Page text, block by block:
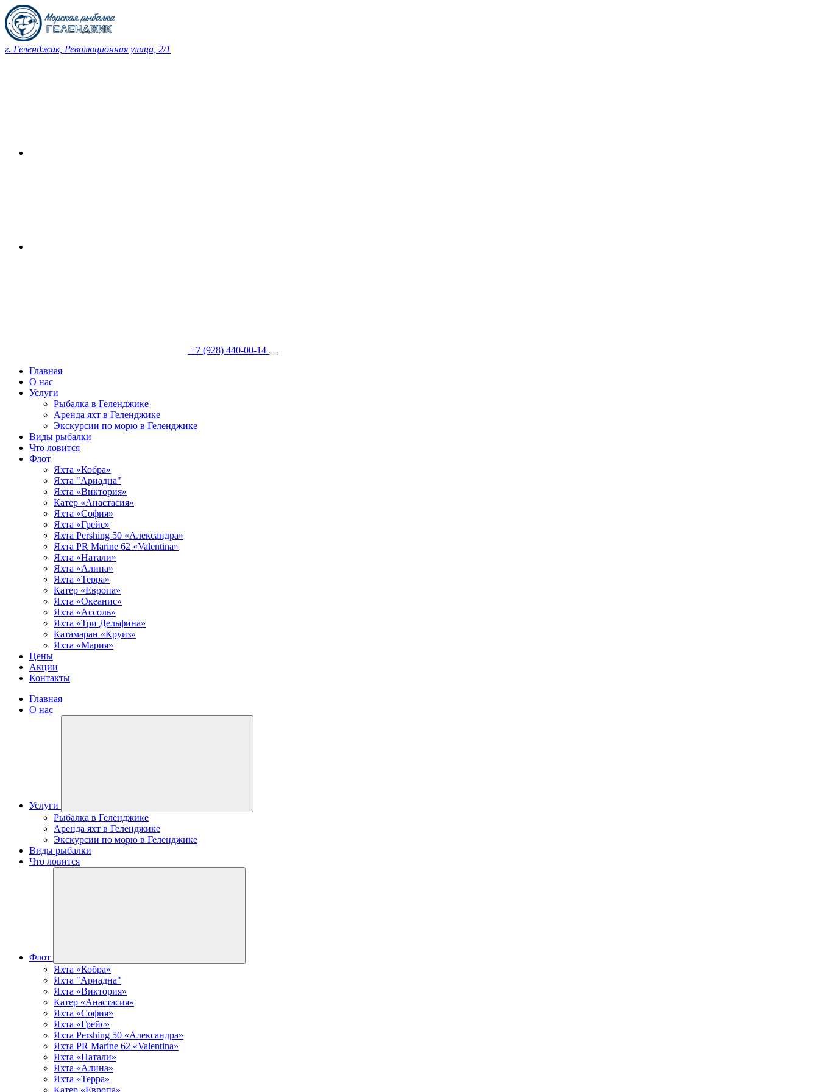
г. Геленджик, Революционная улица, 2/1
+7 (928) 440-00-14
Главная
О нас
Услуги
Рыбалка в Геленджике
Аренда яхт в Геленджике
Экскурсии по морю в Геленджике
Виды рыбалки
Что ловится
Флот
Яхта «Кобра»
Яхта "Ариадна"
Яхта «Виктория»
Катер «Анастасия»
Яхта «София»
Яхта «Грейс»
Яхта Pershing 50 «Александра»
Яхта PR Marine 62 «Valentina»
Яхта «Натали»
Яхта «Алина»
Яхта «Терра»
Катер «Европа»
Яхта «Океанис»
Яхта «Ассоль»
Яхта «Три Дельфина»
Катамаран «Круиз»
Яхта «Мария»
Цены
Акции
Контакты
Главная
О нас
Услуги
Рыбалка в Геленджике
Аренда яхт в Геленджике
Экскурсии по морю в Геленджике
Виды рыбалки
Что ловится
Флот
Яхта «Кобра»
Яхта "Ариадна"
Яхта «Виктория»
Катер «Анастасия»
Яхта «София»
Яхта «Грейс»
Яхта Pershing 50 «Александра»
Яхта PR Marine 62 «Valentina»
Яхта «Натали»
Яхта «Алина»
Яхта «Терра»
Катер «Европа»